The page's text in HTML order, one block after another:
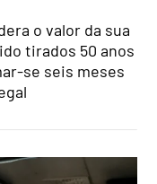
o valor da sua
tirados 50 anos
se seis meses